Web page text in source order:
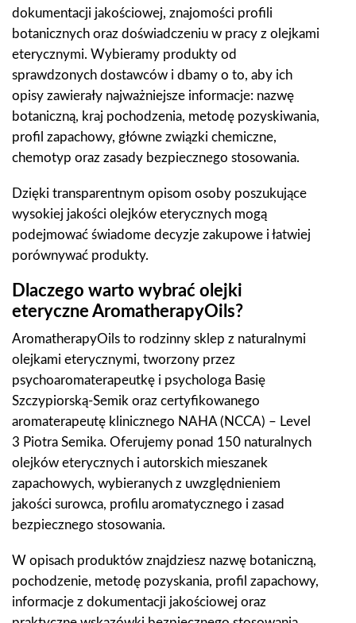
dokumentacji jakościowej, znajomości profili
botanicznych oraz doświadczeniu w pracy z olejkami
eterycznymi. Wybieramy produkty od
sprawdzonych dostawców i dbamy o to, aby ich
opisy zawierały najważniejsze informacje: nazwę
botaniczną, kraj pochodzenia, metodę pozyskiwania,
profil zapachowy, główne związki chemiczne,
chemotyp oraz zasady bezpiecznego stosowania.
Dzięki transparentnym opisom osoby poszukujące
wysokiej jakości olejków eterycznych mogą
podejmować świadome decyzje zakupowe i łatwiej
porównywać produkty.
Dlaczego warto wybrać olejki
eteryczne AromatherapyOils?
AromatherapyOils to rodzinny sklep z naturalnymi
olejkami eterycznymi, tworzony przez
psychoaromaterapeutkę i psychologa Basię
Szczypiorską-Semik oraz certyfikowanego
aromaterapeutę klinicznego NAHA (NCCA) – Level
3 Piotra Semika. Oferujemy ponad 150 naturalnych
olejków eterycznych i autorskich mieszanek
zapachowych, wybieranych z uwzględnieniem
jakości surowca, profilu aromatycznego i zasad
bezpiecznego stosowania.
W opisach produktów znajdziesz nazwę botaniczną,
pochodzenie, metodę pozyskania, profil zapachowy,
informacje z dokumentacji jakościowej oraz